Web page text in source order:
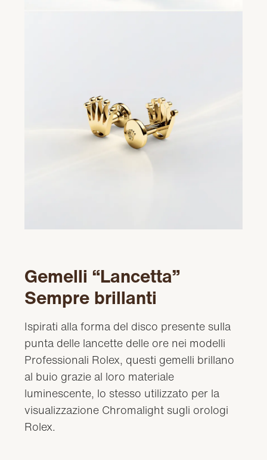
Gemelli “Lancetta”
Sempre brillanti
Ispirati alla forma del disco presente sulla
punta delle lancette delle ore nei modelli
Professionali Rolex, questi gemelli brillano
al buio grazie al loro materiale
luminescente, lo stesso utilizzato per la
visualizzazione Chromalight sugli orologi
Rolex.